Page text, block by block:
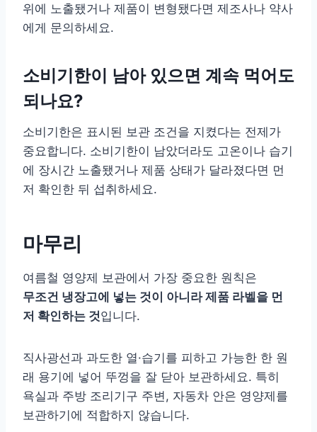
위에 노출됐거나 제품이 변형됐다면 제조사나 약사
에게 문의하세요.
소비기한이 남아 있으면 계속 먹어도
되나요?
소비기한은 표시된 보관 조건을 지켰다는 전제가
중요합니다. 소비기한이 남았더라도 고온이나 습기
에 장시간 노출됐거나 제품 상태가 달라졌다면 먼
저 확인한 뒤 섭취하세요.
마무리
여름철 영양제 보관에서 가장 중요한 원칙은
무조건 냉장고에 넣는 것이 아니라 제품 라벨을 먼
저 확인하는 것입니다.
직사광선과 과도한 열·습기를 피하고 가능한 한 원
래 용기에 넣어 뚜껑을 잘 닫아 보관하세요. 특히
욕실과 주방 조리기구 주변, 자동차 안은 영양제를
보관하기에 적합하지 않습니다.